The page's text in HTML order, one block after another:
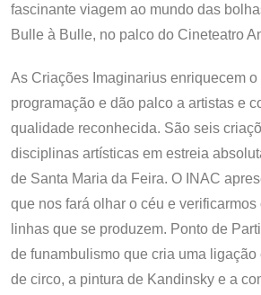
fascinante viagem ao mundo das
Bulle à Bulle, no palco do Cineteatro
As Criações Imaginarius enriquecem o
programação e dão palco a artistas e
qualidade reconhecida. São seis
disciplinas artísticas em estreia
de Santa Maria da Feira. O INAC
que nos fará olhar o céu e verificarmos
linhas que se produzem. Ponto de
de funambulismo que cria uma ligação
de circo, a pintura de Kandinsky e a